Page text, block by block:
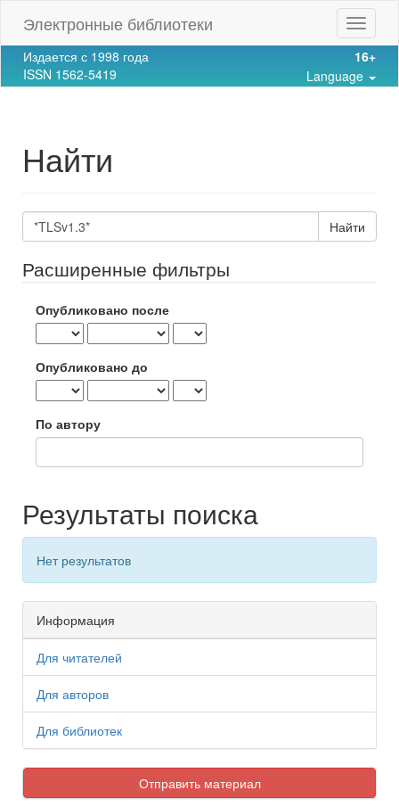
Navigation
Main
Content
Sidebar
Toggle
Электронные библиотеки
Издается с 1998 года
ISSN 1562-5419
16+
Language
Найти
Поиск
статей
Расширенные фильтры
Опубликовано после
Опубликовано до
По автору
Результаты поиска
Нет результатов
Информация
Для читателей
Для авторов
Для библиотек
Отправить материал